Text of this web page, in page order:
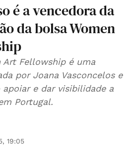
é a vencedora da
da bolsa Women
Art Fellowship é uma
por Joana Vasconcelos e
e dar visibilidade a
Portugal.
19:05